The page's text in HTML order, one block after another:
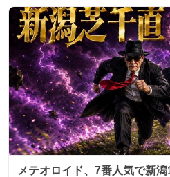
メテオロイド、7番人気で新